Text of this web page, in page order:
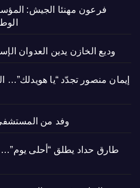
فرعون مهنئا الجيش:
وديع الخازن يدين العدوان
إيمان منصور تجدّد “يا هويدلك”…
وفد من المستشفى
طارق حداد يطلق “أحلى